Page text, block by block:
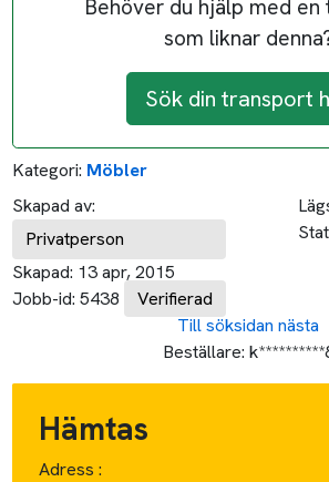
Behöver du hjälp med
som liknar
Sök din transport
Kategori: Möbler
Skapad av:
Privatperson
Skapad: 13 apr, 2015
Jobb-id: 5438 Verifierad
Till söksidan nästa
Beställare:
Hämtas
Adress :